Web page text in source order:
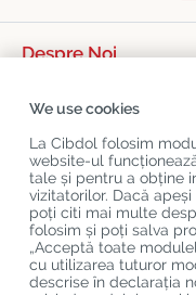
Despre Noi
Ultimele Postări Pe
We use cookies
La Cibdol folosim
website-ul
tale și pentru a obține
vizitatorilor. Dacă
poți citi mai multe
folosim și poți salva
„Acceptă toate
cu utilizarea tuturor
descrise în declarația
Copyright©
Cibdol bv, Handelsweg
KvK: